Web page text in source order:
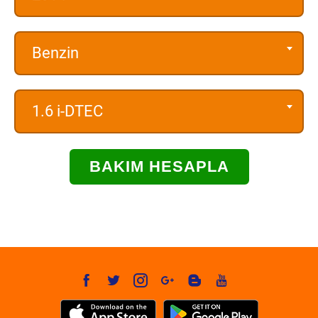
Benzin
1.6 i-DTEC
BAKIM HESAPLA